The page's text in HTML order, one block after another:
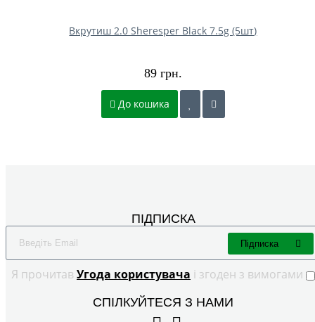
Вкрутиш 2.0 Sheresper Black 7.5g (5шт)
89 грн.
До кошика
ПІДПИСКА
Я прочитав Угода користувача і згоден з вимогами
Підписка
СПІЛКУЙТЕСЯ З НАМИ